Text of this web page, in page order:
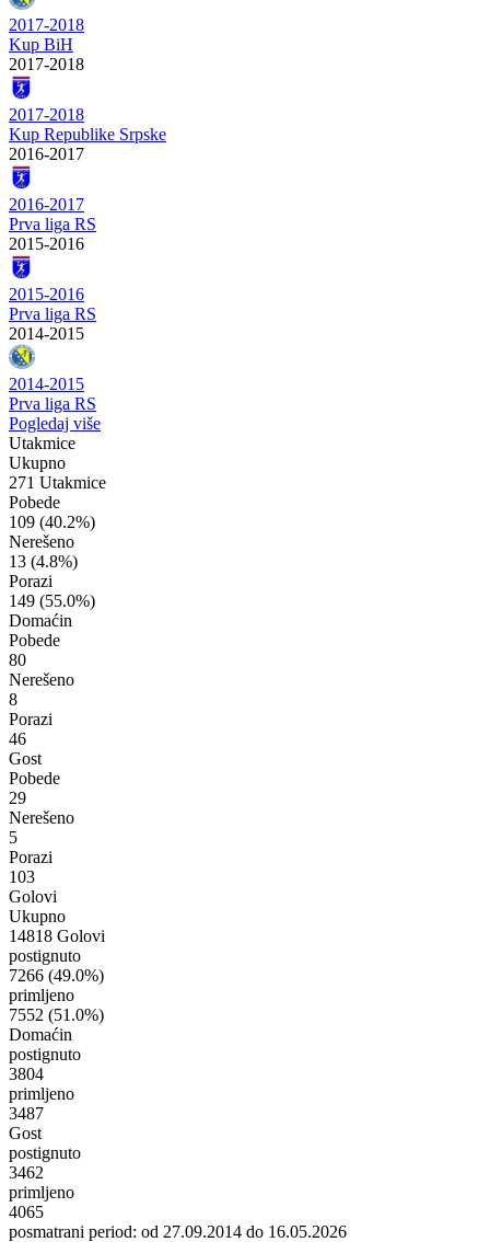
2017-2018
Kup BiH
2017-2018
2017-2018
Kup Republike Srpske
2016-2017
2016-2017
Prva liga RS
2015-2016
2015-2016
Prva liga RS
2014-2015
2014-2015
Prva liga RS
Pogledaj više
Utakmice
Ukupno
271 Utakmice
Pobede
109 (40.2%)
Nerešeno
13 (4.8%)
Porazi
149 (55.0%)
Domaćin
Pobede
80
Nerešeno
8
Porazi
46
Gost
Pobede
29
Nerešeno
5
Porazi
103
Golovi
Ukupno
14818 Golovi
postignuto
7266 (49.0%)
primljeno
7552 (51.0%)
Domaćin
postignuto
3804
primljeno
3487
Gost
postignuto
3462
primljeno
4065
posmatrani period: od 27.09.2014 do 16.05.2026